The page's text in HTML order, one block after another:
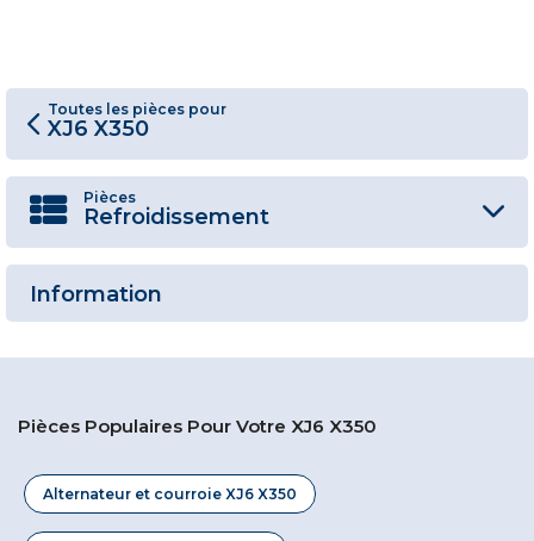
Toutes les pièces pour
XJ6 X350
Pièces
Refroidissement
Information
Pièces Populaires Pour Votre XJ6 X350
Alternateur et courroie XJ6 X350